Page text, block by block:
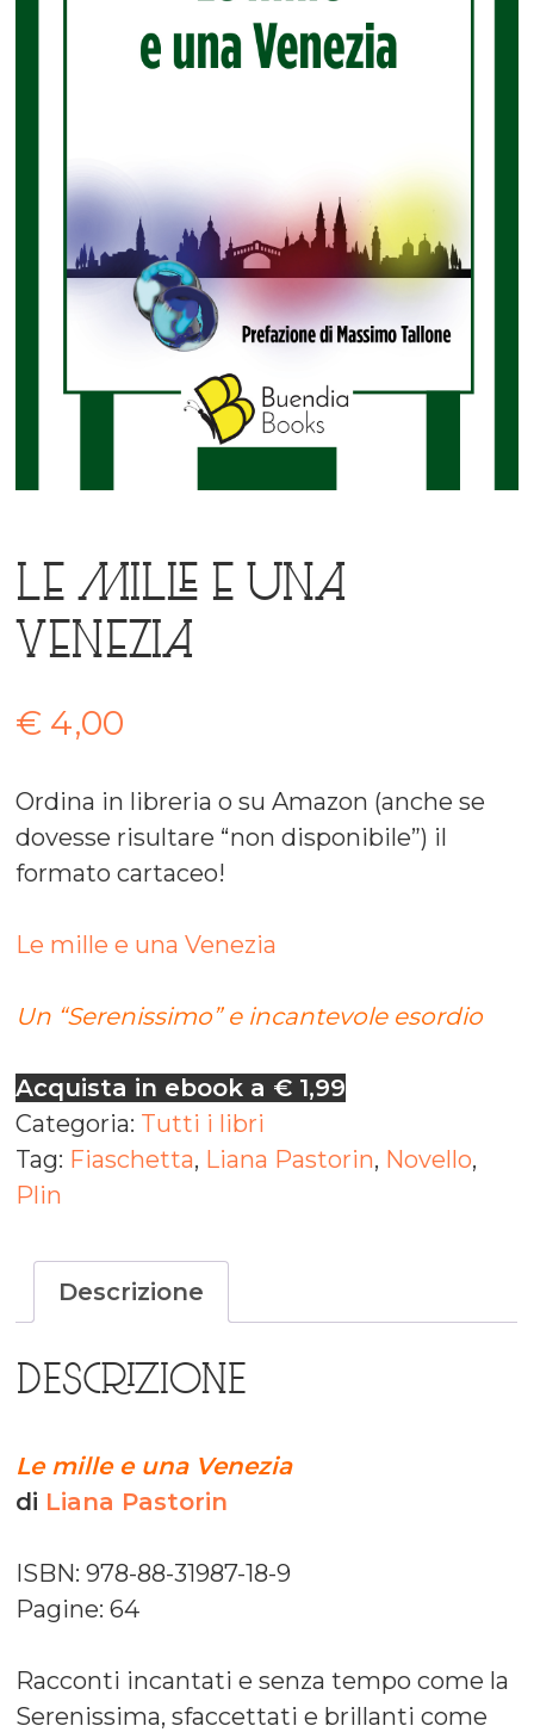
Le mille e una
Venezia
€ 4,00
Ordina in libreria o su Amazon (anche se
dovesse risultare “non disponibile”) il
formato cartaceo!
Le mille e una Venezia
Un “Serenissimo” e incantevole esordio
Acquista in ebook a € 1,99
Categoria: Tutti i libri
Tag: Fiaschetta, Liana Pastorin, Novello,
Plin
Descrizione
DESCRIZIONE
Le mille e una Venezia
di Liana Pastorin
ISBN: 978-88-31987-18-9
Pagine: 64
Racconti incantati e senza tempo come la
Serenissima, sfaccettati e brillanti come